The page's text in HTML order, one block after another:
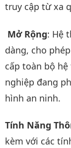
truy cập từ xa
Mở Rộng: Hệ
dàng, cho
cấp toàn bộ
nghiệp đang
hình an ninh.
Tính Năng
kèm với các